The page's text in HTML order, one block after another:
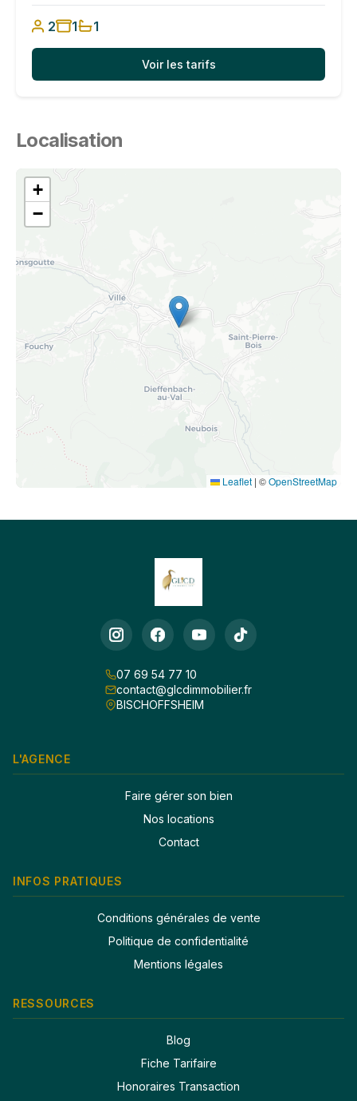
2 1 1
Voir les tarifs
Localisation
+
−
Leaflet | ©OpenStreetMap
07 69 54 77 10
contact@glcdimmobilier.fr
BISCHOFFSHEIM
L'AGENCE
Faire gérer son bien
Nos locations
Contact
INFOS PRATIQUES
Conditions générales de vente
Politique de confidentialité
Mentions légales
RESSOURCES
Blog
Fiche Tarifaire
Honoraires Transaction